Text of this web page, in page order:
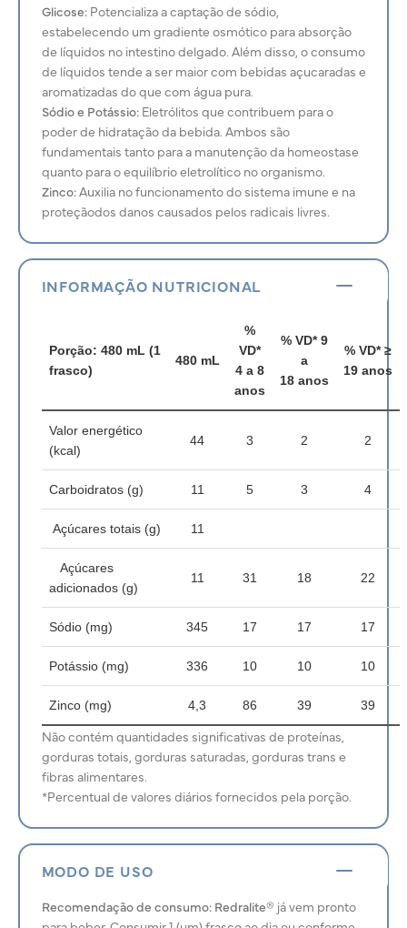
Glicose:Potencializa a captação de sódio,
estabelecendo um gradiente osmótico para absorção
de líquidos no intestino delgado. Além disso, o consumo
de líquidos tende a ser maior com bebidas açucaradas e
aromatizadas do que com água pura.
Sódio e Potássio:Eletrólitos que contribuem para o
poder de hidratação da bebida. Ambos são
fundamentais tanto para a manutenção da homeostase
quanto para o equilíbrio eletrolítico no organismo.
Zinco:Auxilia no funcionamento do sistema imune e na
proteçãodos danos causados pelos radicais livres.
INFORMAÇÃO NUTRICIONAL
Porção: 480 mL (1
frasco)
480 mL
%
VD*
4 a 8
anos
% VD*9
a
18 anos
% VD*≥
19 anos
Valor energético
(kcal)
44 3 2 2
Carboidratos (g) 11 5 3 4
Açúcares totais (g) 11
Açúcares
adicionados (g)
11 31 18 22
Sódio (mg) 345 17 17 17
Potássio (mg) 336 10 10 10
Zinco (mg) 4,3 86 39 39
Não contém quantidades significativas de proteínas,
gorduras totais, gorduras saturadas, gorduras trans e
fibras alimentares.
*Percentual de valores diários fornecidos pela porção.
MODO DE USO
Recomendação de consumo: Redralite® já vem pronto